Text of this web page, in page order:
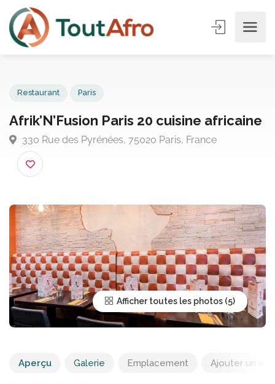
Afrik’N’Fusion Paris 20 cuisine
330 Rue des Pyrénées, 75020 Paris, France
Afficher toutes les photos
Aperçu Galerie Emplacement Ajouter un avis